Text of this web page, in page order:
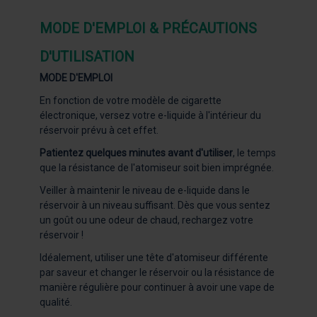
MODE D'EMPLOI & PRÉCAUTIONS
D'UTILISATION
MODE D'EMPLOI
En fonction de votre modèle de cigarette
électronique, versez votre e-liquide à l'intérieur du
réservoir prévu à cet effet.
Patientez quelques minutes avant d'utiliser, le temps
que la résistance de l'atomiseur soit bien imprégnée.
Veiller à maintenir le niveau de e-liquide dans le
réservoir à un niveau suffisant. Dès que vous sentez
un goût ou une odeur de chaud, rechargez votre
réservoir !
Idéalement, utiliser une tête d'atomiseur différente
par saveur et changer le réservoir ou la résistance de
manière régulière pour continuer à avoir une vape de
qualité.